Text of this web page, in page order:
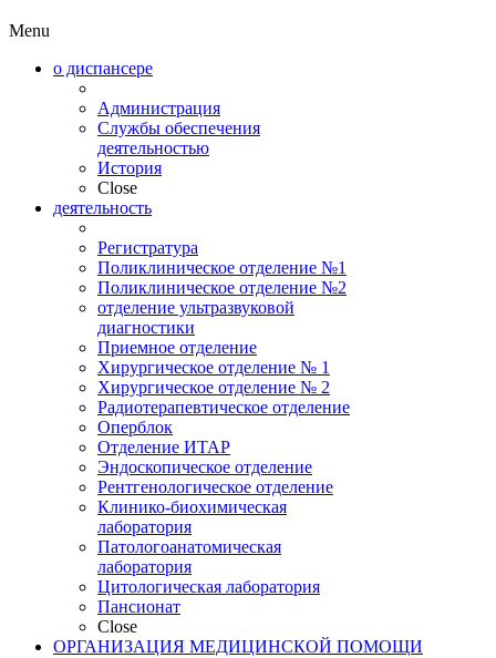
Menu
о диспансере
Администрация
Службы обеспечения
деятельностью
История
Close
деятельность
Регистратура
Поликлиническое отделение №1
Поликлиническое отделение №2
отделение ультразвуковой
диагностики
Приемное отделение
Хирургическое отделение № 1
Хирургическое отделение № 2
Радиотерапевтическое отделение
Оперблок
Отделение ИТАР
Эндоскопическое отделение
Рентгенологическое отделение
Клинико-биохимическая
лаборатория
Патологоанатомическая
лаборатория
Цитологическая лаборатория
Пансионат
Close
ОРГАНИЗАЦИЯ МЕДИЦИНСКОЙ ПОМОЩИ